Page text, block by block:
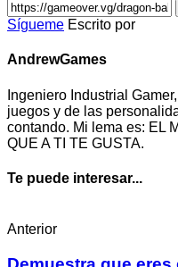
Sígueme Escrito por
AndrewGames
Ingeniero Industrial
juegos y de las
contando. Mi lema es: EL
QUE A TI TE GUSTA.
Te puede interesar...
Anterior